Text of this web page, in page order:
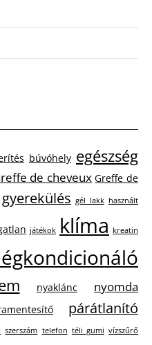
búvóhely egészség
de cheveux Greffe de
gyerekülés gél lakk használt
játékok klíma kreatin
nyaklánc nyomda
párátlanító
szerszám telefon téli gumi vízszűrő